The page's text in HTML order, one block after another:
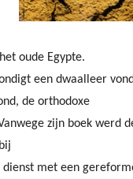
oude Egypte.
een dwaalleer
de orthodoxe
zijn boek werd
met een